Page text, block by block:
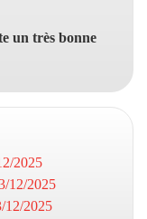
un très bonne
2025
12/2025
2025